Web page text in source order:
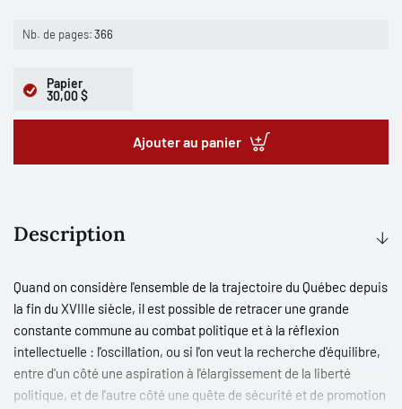
Nb. de pages:366
Papier
30,00 $
Ajouter au panier
Description
Quand on considère l'ensemble de la trajectoire du Québec depuis
la fin du XVIIIe siècle, il est possible de retracer une grande
constante commune au combat politique et à la réflexion
intellectuelle : l'oscillation, ou si l'on veut la recherche d'équilibre,
entre d'un côté une aspiration à l'élargissement de la liberté
politique, et de l'autre côté une quête de sécurité et de promotion